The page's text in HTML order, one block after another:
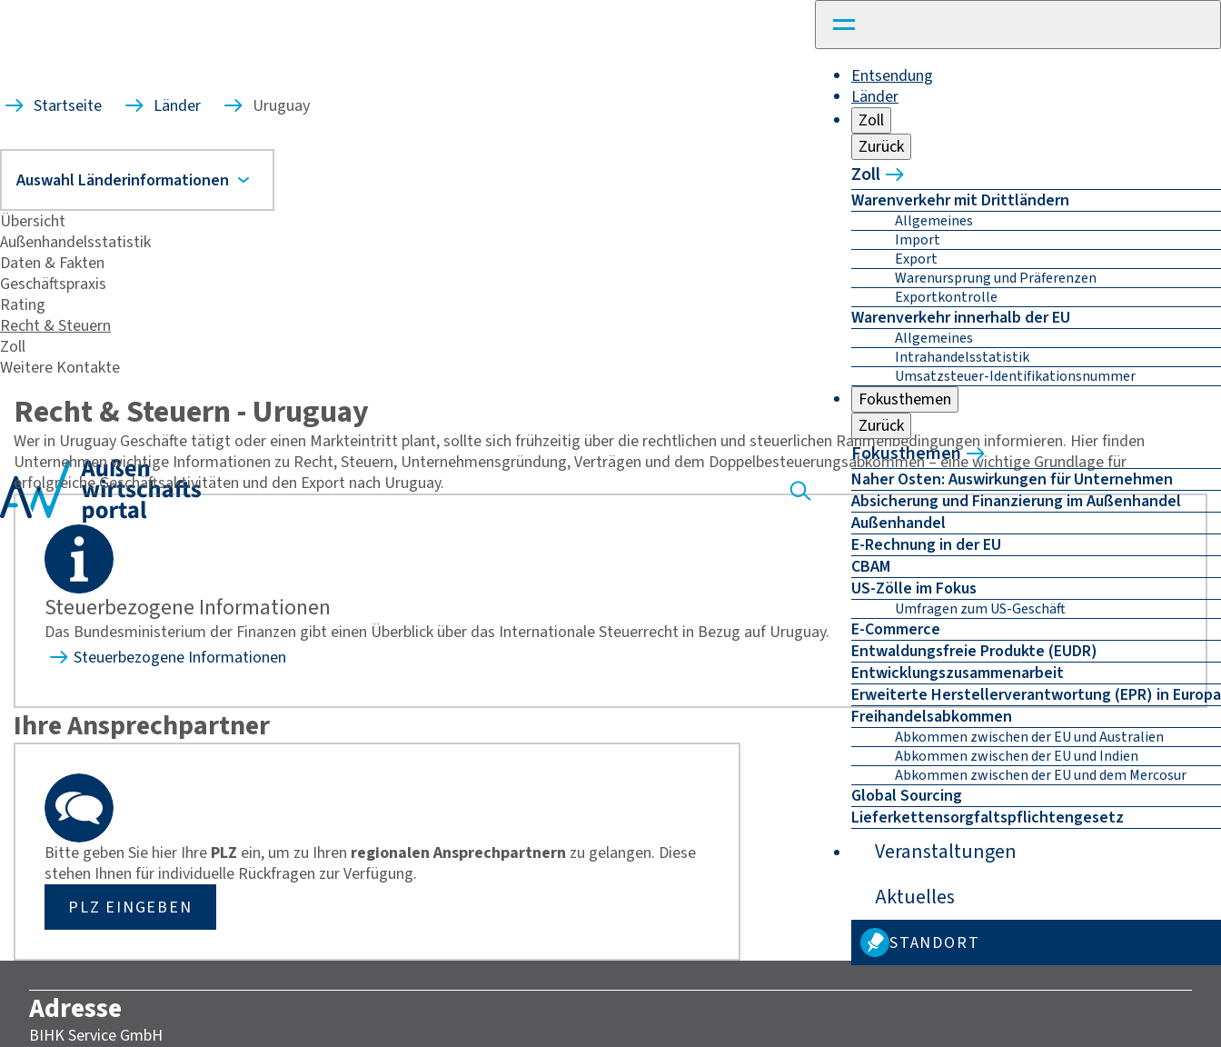
Entsendung
Länder
Zoll
Zurück
Zoll
Warenverkehr mit Drittländern
Allgemeines
Import
Export
Warenursprung und Präferenzen
Exportkontrolle
Warenverkehr innerhalb der EU
Allgemeines
Intrahandelsstatistik
Umsatzsteuer-Identifikationsnummer
Fokusthemen
Zurück
Fokusthemen
Naher Osten: Auswirkungen für Unternehmen
Absicherung und Finanzierung im Außenhandel
Außenhandel
E-Rechnung in der EU
CBAM
US-Zölle im Fokus
Umfragen zum US-Geschäft
E-Commerce
Entwaldungsfreie Produkte (EUDR)
Entwicklungszusammenarbeit
Erweiterte Herstellerverantwortung (EPR) in Europa
Freihandelsabkommen
Abkommen zwischen der EU und Australien
Abkommen zwischen der EU und Indien
Abkommen zwischen der EU und dem Mercosur
Global Sourcing
Lieferkettensorgfaltspflichtengesetz
Veranstaltungen
Aktuelles
STANDORT
Startseite Länder Uruguay
Übersicht
Außenhandelsstatistik
Daten & Fakten
Geschäftspraxis
Rating
Recht & Steuern
Zoll
Weitere Kontakte
Recht & Steuern - Uruguay
Wer in Uruguay Geschäfte tätigt oder einen Markteintritt plant, sollte sich frühzeitig über die rechtlichen und steuerlichen Rahmenbedingungen informieren. Hier finden
Unternehmen wichtige Informationen zu Recht, Steuern, Unternehmensgründung, Verträgen und dem Doppelbesteuerungsabkommen – eine wichtige Grundlage für
erfolgreiche Geschäftsaktivitäten und den Export nach Uruguay.
Steuerbezogene Informationen
Das Bundesministerium der Finanzen gibt einen Überblick über das Internationale Steuerrecht in Bezug auf Uruguay.
Steuerbezogene Informationen
Ihre Ansprechpartner
Bitte geben Sie hier Ihre PLZ ein, um zu Ihren regionalen Ansprechpartnern zu gelangen. Diese
stehen Ihnen für individuelle Rückfragen zur Verfügung.
PLZ EINGEBEN
Adresse
BIHK Service GmbH